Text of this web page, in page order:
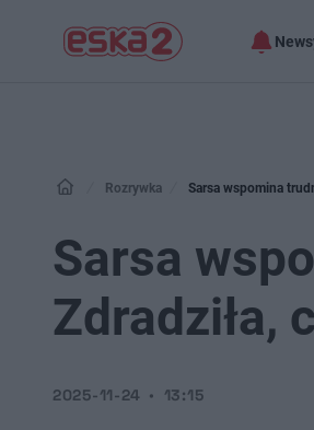
Rozrywka Sarsa wspomina
Sarsa
Zdradziła,
2025-11-24 13:15